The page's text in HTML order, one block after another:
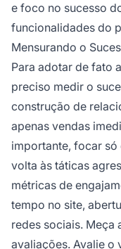
e foco no sucesso
funcionalidades do
Mensurando o
Para adotar de fato
preciso medir o
construção de
apenas vendas
importante, focar
volta às táticas
métricas de
tempo no site,
redes sociais. Meça
avaliações. Avalie o